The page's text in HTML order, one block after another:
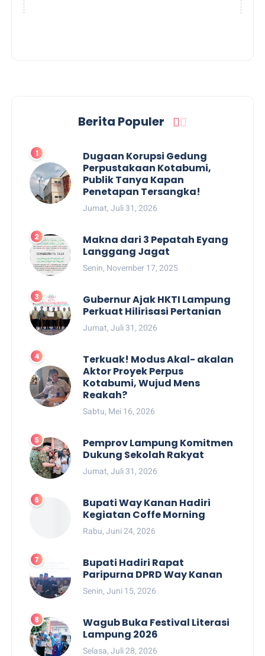
Berita Populer
Dugaan Korupsi Gedung
Perpustakaan Kotabumi,
Publik Tanya Kapan
Penetapan Tersangka!
Jumat, Juli 31, 2026
Makna dari 3 Pepatah Eyang
Langgang Jagat
Senin, November 17, 2025
Gubernur Ajak HKTI Lampung
Perkuat Hilirisasi Pertanian
Jumat, Juli 31, 2026
Terkuak! Modus Akal- akalan
Aktor Proyek Perpus
Kotabumi, Wujud Mens
Reakah?
Sabtu, Mei 16, 2026
Pemprov Lampung Komitmen
Dukung Sekolah Rakyat
Jumat, Juli 31, 2026
Bupati Way Kanan Hadiri
Kegiatan Coffe Morning
Rabu, Juni 24, 2026
Bupati Hadiri Rapat
Paripurna DPRD Way Kanan
Senin, Juni 15, 2026
Wagub Buka Festival Literasi
Lampung 2026
Selasa, Juli 28, 2026